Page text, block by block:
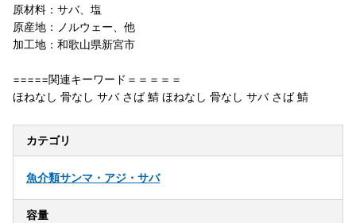
原材料：サバ、塩
原産地：ノルウェー、他
加工地：和歌山県新宮市
=====関連キーワード＝＝＝＝＝
ほねなし 骨なし サバ さば 鯖 ほねなし 骨なし サバ さば 鯖
カテゴリ
魚介類サンマ・アジ・サバ
容量